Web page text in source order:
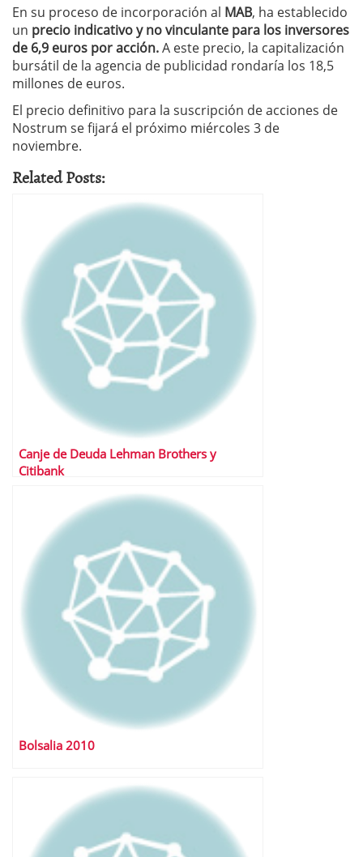
En su proceso de incorporación al MAB, ha establecido
un precio indicativo y no vinculante para los inversores
de 6,9 euros por acción.A este precio, la capitalización
bursátil de la agencia de publicidad rondaría los 18,5
millones de euros.
El precio definitivo para la suscripción de acciones de
Nostrum se fijará el próximo miércoles 3 de
noviembre.
Related Posts:
Canje de Deuda Lehman Brothers y
Citibank
Bolsalia 2010